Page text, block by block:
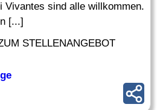
Vivantes sind alle willkommen.
[...]
STELLENANGEBOT